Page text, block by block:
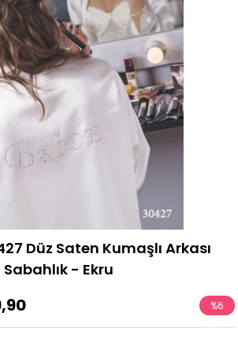
Düz Saten Kumaşlı Arkası
Sabahlık - Ekru
%6
İndirim